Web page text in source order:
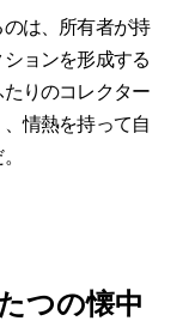
は、所有者が持
ョンを形成する
りのコレクター
情熱を持って自
つの懐中